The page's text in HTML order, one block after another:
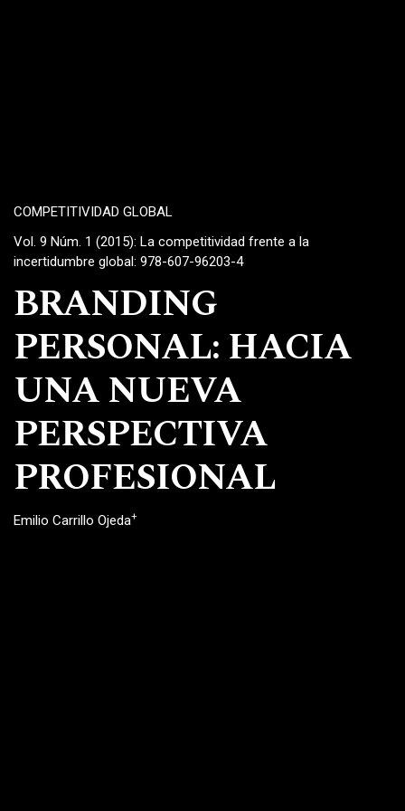
COMPETITIVIDAD GLOBAL
Vol. 9 Núm. 1 (2015): La competitividad frente a la
incertidumbre global: 978-607-96203-4
BRANDING
PERSONAL: HACIA
UNA NUEVA
PERSPECTIVA
PROFESIONAL
Emilio Carrillo Ojeda+